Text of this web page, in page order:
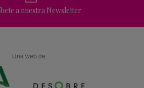
a nuestra Newsletter
Una web de: